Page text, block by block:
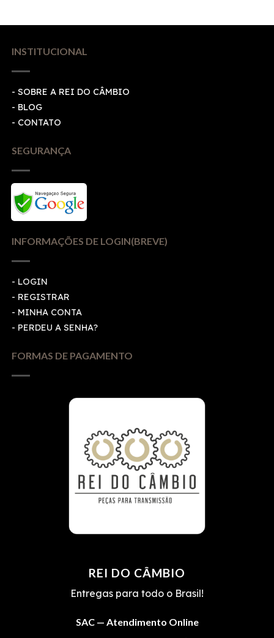
INSTITUCIONAL
- SOBRE A REI DO CÂMBIO
- BLOG
- CONTATO
SEGURANÇA
INFORMAÇÕES DE LOGIN(BREVE)
- LOGIN
- REGISTRAR
- MINHA CONTA
- PERDEU A SENHA?
FORMAS DE PAGAMENTO
REI DO CÂMBIO
Entregas para todo o Brasil!
SAC — Atendimento Online